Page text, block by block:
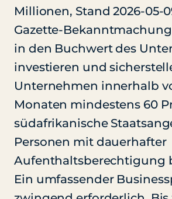
Millionen, Stand 2026-05-
Gazette-
in den Buchwert des
investieren und
Unternehmen innerhalb
Monaten mindestens 60
südafrikanische
Personen mit dauerhafter
Aufenthaltsberechtigung
Ein umfassender